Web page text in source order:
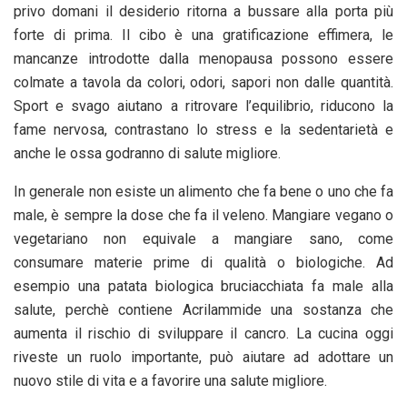
privo domani il desiderio ritorna a bussare alla porta più
forte di prima. Il cibo è una gratificazione effimera, le
mancanze introdotte dalla menopausa possono essere
colmate a tavola da colori, odori, sapori non dalle quantità.
Sport e svago aiutano a ritrovare l’equilibrio, riducono la
fame nervosa, contrastano lo stress e la sedentarietà e
anche le ossa godranno di salute migliore.
In generale non esiste un alimento che fa bene o uno che fa
male, è sempre la dose che fa il veleno. Mangiare vegano o
vegetariano non equivale a mangiare sano, come
consumare materie prime di qualità o biologiche. Ad
esempio una patata biologica bruciacchiata fa male alla
salute, perchè contiene Acrilammide una sostanza che
aumenta il rischio di sviluppare il cancro. La cucina oggi
riveste un ruolo importante, può aiutare ad adottare un
nuovo stile di vita e a favorire una salute migliore.